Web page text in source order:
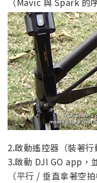
2.啟動遙控器（裝著行
3.啟動 DJI GO app，
（平行 / 垂直拿著空